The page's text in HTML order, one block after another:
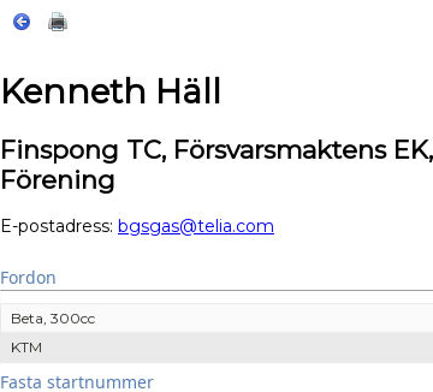
Kenneth Häll
Finspong TC, Försvarsmaktens
Förening
E-postadress: bgsgas@telia.com
Fordon
Beta, 300cc
KTM
Fasta startnummer